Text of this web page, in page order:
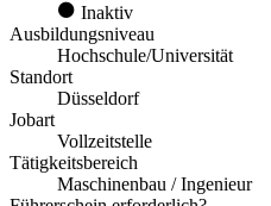
Inaktiv
Ausbildungsniveau
Hochschule/Universität
Standort
Düsseldorf
Jobart
Vollzeitstelle
Tätigkeitsbereich
Maschinenbau / Ingenieur